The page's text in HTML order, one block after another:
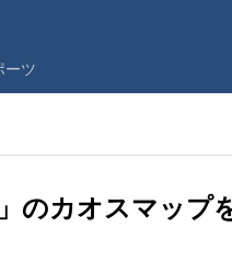
ーツ
のカオスマップ